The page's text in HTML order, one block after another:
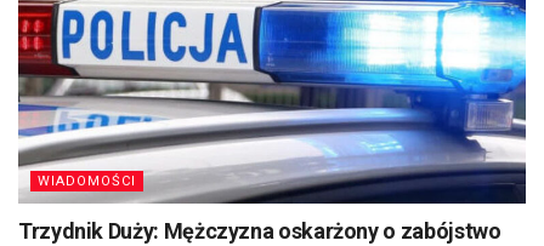
WIADOMOŚCI
Trzydnik Duży: Mężczyzna oskarżony o zabójstwo